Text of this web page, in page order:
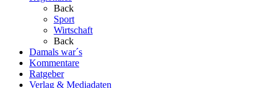
Back
Sport
Wirtschaft
Back
Damals war´s
Kommentare
Ratgeber
Verlag & Mediadaten